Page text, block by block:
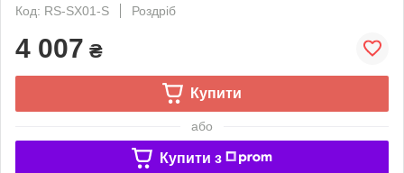
Код: RS-SX01-S
Роздріб
4 007 ₴
Купити
або
Купити з